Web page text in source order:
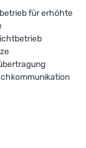
für erhöhte